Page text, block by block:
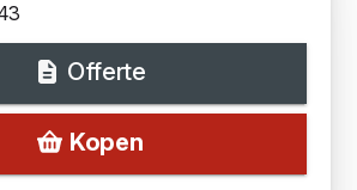
Offerte
Kopen